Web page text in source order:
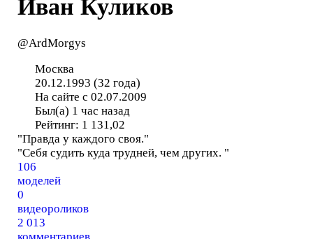
Иван Куликов
@ArdMorgys
Москва
20.12.1993 (32 года)
На сайте с 02.07.2009
Был(а) 1 час назад
Рейтинг: 1 131,02
"Правда у каждого своя."
"Себя судить куда трудней, чем других. "
106
моделей
0
видеороликов
2 013
комментариев